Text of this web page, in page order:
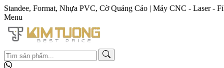
Standee, Format, Nhựa PVC, Cờ Quảng Cáo | Máy CNC - Laser -
Menu